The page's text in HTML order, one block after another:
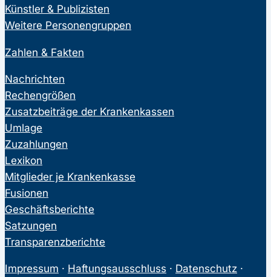
Künstler & Publizisten
Weitere Personengruppen
Zahlen & Fakten
Nachrichten
Rechengrößen
Zusatzbeiträge der Krankenkassen
Umlage
Zuzahlungen
Lexikon
Mitglieder je Krankenkasse
Fusionen
Geschäftsberichte
Satzungen
Transparenzberichte
Impressum · Haftungsausschluss · Datenschutz ·